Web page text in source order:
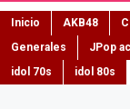
Inicio AKB48
Generales
JPop
idol 70s
idol 80s